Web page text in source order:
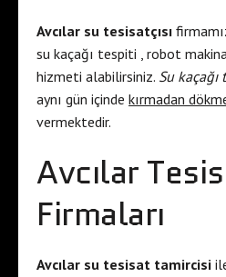
Avcılar su tesisatçısı
su kaçağı tespiti , robot
hizmeti alabilirsiniz. Su kaçağı
aynı gün içinde kırmadan
vermektedir.
Avcılar
Firmaları
Avcılar su tesisat tamircisi